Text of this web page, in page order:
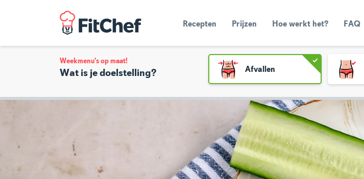
Recepten Prijzen Hoe werkt het? FAQ
Weekmenu's op maat!
Wat is je doelstelling? Afvallen